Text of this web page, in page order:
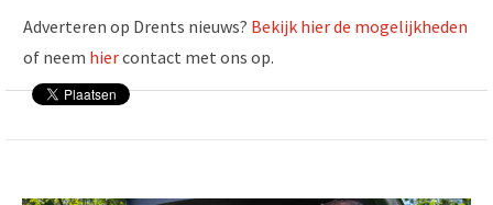
Adverteren op Drents nieuws? Bekijk hier de mogelijkheden
of neem hiercontact met ons op.